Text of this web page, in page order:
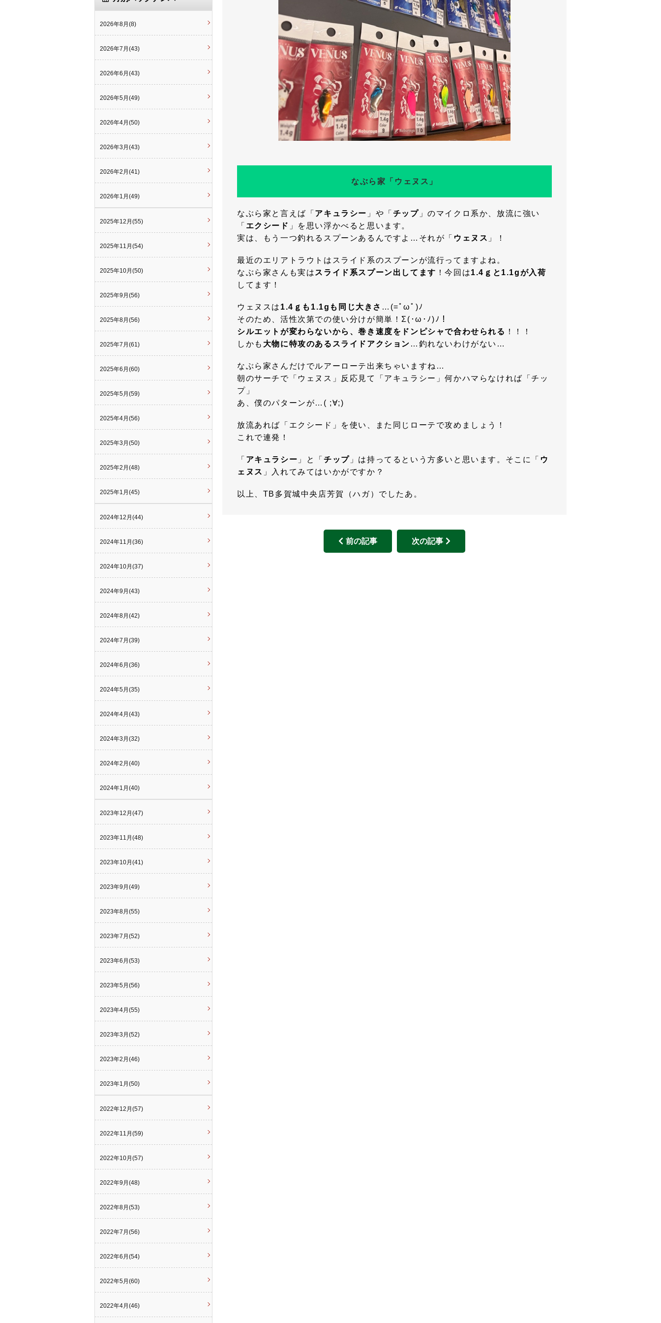
なぶら家「ウェヌス」
なぶら家と言えば「 アキュラシー 」や「 チップ 」のマイクロ系か、放流に強い
「 エクシード 」を思い浮かべると思います。
実は、もう一つ釣れるスプーンあるんですよ…それが「 ウェヌス 」！
最近のエリアトラウトはスライド系のスプーンが流行ってますよね。
なぶら家さんも実は スライド系スプーン出してます ！今回は1.4ｇと1.1gが入荷
してます！
ウェヌスは 1.4ｇも1.1gも同じ大きさ …(=ﾟωﾟ)ﾉ
そのため、活性次第での使い分けが簡単！Σ(･ω･ﾉ)ﾉ！
シルエットが変わらないから、巻き速度をドンピシャで合わせられる ！！！
しかも 大物に特攻のあるスライドアクション …釣れないわけがない…
なぶら家さんだけでルアーローテ出来ちゃいますね…
朝のサーチで「ウェヌス」反応見て「アキュラシー」何かハマらなければ「チッ
プ」
あ、僕のパターンが…( ;∀;)
放流あれば「エクシード」を使い、また同じローテで攻めましょう！
これで連発！
「 アキュラシー 」と「チップ 」は持ってるという方多いと思います。そこに「 ウ
ェヌス 」入れてみてはいかがですか？
以上、TB多賀城中央店芳賀（ハガ）でしたあ。
前の記事 次の記事
2026年8月(8)
2026年7月(43)
2026年6月(43)
2026年5月(49)
2026年4月(50)
2026年3月(43)
2026年2月(41)
2026年1月(49)
2025年12月(55)
2025年11月(54)
2025年10月(50)
2025年9月(56)
2025年8月(56)
2025年7月(61)
2025年6月(60)
2025年5月(59)
2025年4月(56)
2025年3月(50)
2025年2月(48)
2025年1月(45)
2024年12月(44)
2024年11月(36)
2024年10月(37)
2024年9月(43)
2024年8月(42)
2024年7月(39)
2024年6月(36)
2024年5月(35)
2024年4月(43)
2024年3月(32)
2024年2月(40)
2024年1月(40)
2023年12月(47)
2023年11月(48)
2023年10月(41)
2023年9月(49)
2023年8月(55)
2023年7月(52)
2023年6月(53)
2023年5月(56)
2023年4月(55)
2023年3月(52)
2023年2月(46)
2023年1月(50)
2022年12月(57)
2022年11月(59)
2022年10月(57)
2022年9月(48)
2022年8月(53)
2022年7月(56)
2022年6月(54)
2022年5月(60)
2022年4月(46)